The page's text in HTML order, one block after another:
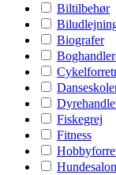
Biltilbehør
Biografer
Fiskegrej
Fitness